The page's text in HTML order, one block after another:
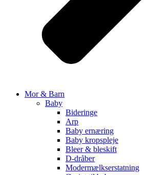
Mor & Barn
Baby
Bideringe
Arp
Baby ernæring
Baby kropspleje
Bleer & bleskift
D-dråber
Modermælkserstatning